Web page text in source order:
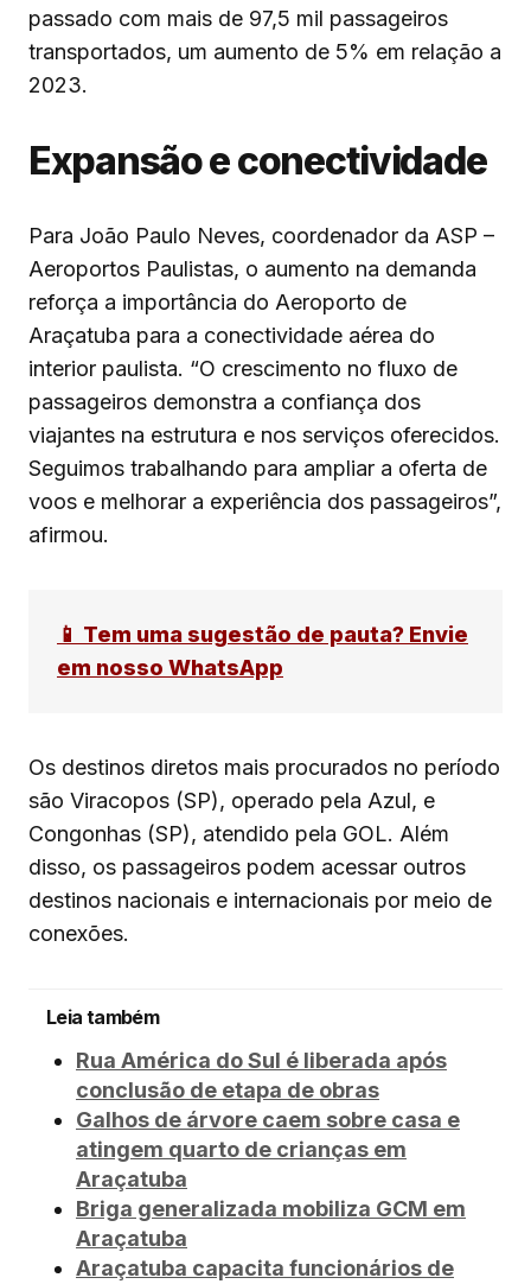
passado com mais de 97,5 mil passageiros
transportados, um aumento de 5% em relação a
2023.
Expansão e conectividade
Para João Paulo Neves, coordenador da ASP –
Aeroportos Paulistas, o aumento na demanda
reforça a importância do Aeroporto de
Araçatuba para a conectividade aérea do
interior paulista. “O crescimento no fluxo de
passageiros demonstra a confiança dos
viajantes na estrutura e nos serviços oferecidos.
Seguimos trabalhando para ampliar a oferta de
voos e melhorar a experiência dos passageiros”,
afirmou.
📱 Tem uma sugestão de pauta? Envie
em nosso WhatsApp
Os destinos diretos mais procurados no período
são Viracopos (SP), operado pela Azul, e
Congonhas (SP), atendido pela GOL. Além
disso, os passageiros podem acessar outros
destinos nacionais e internacionais por meio de
conexões.
Leia também
Rua América do Sul é liberada após
conclusão de etapa de obras
Galhos de árvore caem sobre casa e
atingem quarto de crianças em
Araçatuba
Briga generalizada mobiliza GCM em
Araçatuba
Araçatuba capacita funcionários de